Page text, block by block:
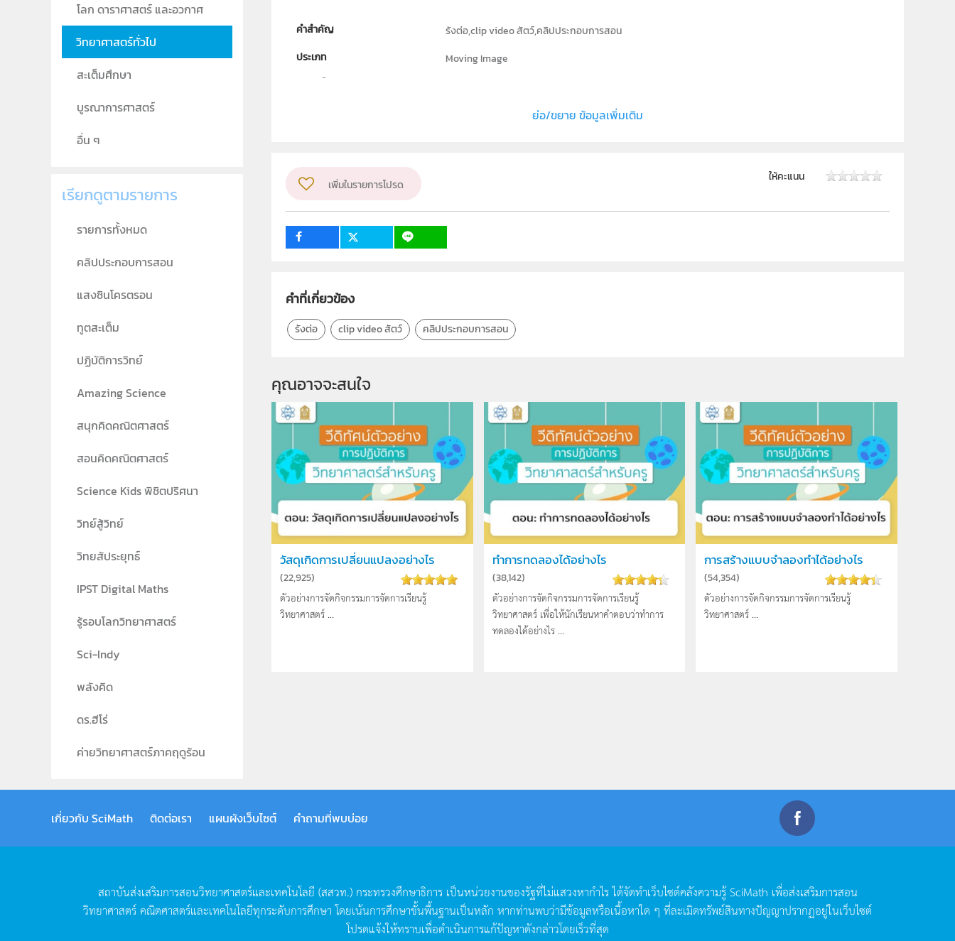
คำสำคัญ
รังต่อ,clip video สัตว์,คลิปประกอบการสอน
ประเภท
Moving Image
กลุ่มเป้าหมาย
ย่อ/ขยาย ข้อมูลเพิ่มเติม
เพิ่มในรายการโปรด
ให้คะแนน
คำที่เกี่ยวข้อง
รังต่อ clip video สัตว์ คลิปประกอบการสอน
คุณอาจจะสนใจ
วัสดุเกิดการเปลี่ยนแปลงอย่างไร
(22,925)
ตัวอย่างการจัดกิจกรรมการจัดการเรียนรู้
วิทยาศาสตร์ ...
ทำการทดลองได้อย่างไร
(38,142)
ตัวอย่างการจัดกิจกรรมการจัดการเรียนรู้
วิทยาศาสตร์ เพื่อให้นักเรียนหาคำตอบว่าทำการ
ทดลองได้อย่างไร ...
การสร้างแบบจำลองทำได้อย่างไร
(54,354)
ตัวอย่างการจัดกิจกรรมการจัดการเรียนรู้
วิทยาศาสตร์ ...
โลก ดาราศาสตร์ และอวกาศ
วิทยาศาสตร์ทั่วไป
สะเต็มศึกษา
บูรณาการศาสตร์
อื่น ๆ
เรียกดูตามรายการ
รายการทั้งหมด
คลิปประกอบการสอน
แสงซินโครตรอน
ทูตสะเต็ม
ปฏิบัติการวิทย์
Amazing Science
สนุกคิดคณิตศาสตร์
สอนคิดคณิตศาสตร์
Science Kids พิชิตปริศนา
วิทย์สู้วิทย์
วิทยสัประยุทธ์
IPST Digital Maths
รู้รอบโลกวิทยาศาสตร์
Sci-Indy
พลังคิด
ดร.ฮีโร่
ค่ายวิทยาศาสตร์ภาคฤดูร้อน
เกี่ยวกับ SciMath ติดต่อเรา แผนผังเว็บไซต์ คำถามที่พบบ่อย
สถาบันส่งเสริมการสอนวิทยาศาสตร์และเทคโนโลยี (สสวท.) กระทรวงศึกษาธิการ เป็นหน่วยงานของรัฐที่ไม่แสวงหากำไรได้จัดทำเว็บไซต์คลังความรู้SciMath เพื่อส่งเสริมการสอน
วิทยาศาสตร์คณิตศาสตร์และเทคโนโลยีทุกระดับการศึกษา โดยเน้นการศึกษาขั้นพื้นฐานเป็นหลัก หากท่านพบว่ามีข้อมูลหรือเนื้อหาใด ๆ ที่ละเมิดทรัพย์สินทางปัญญาปรากฏอยู่ในเว็บไซต์
โปรดแจ้งให้ทราบเพื่อดำเนินการแก้ปัญหาดังกล่าวโดยเร็วที่สุด